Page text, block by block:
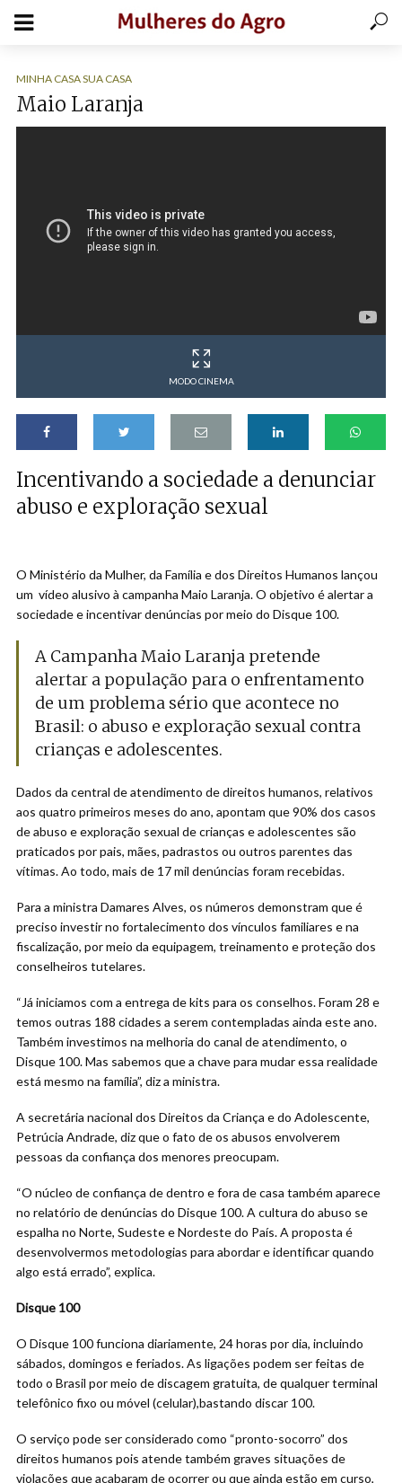
MINHA CASA SUA CASA
Maio Laranja
MODO CINEMA
Incentivando a sociedade a denunciar
abuso e exploração sexual
O Ministério da Mulher, da Família e dos Direitos Humanos lançou
um vídeo alusivo à campanha Maio Laranja. O objetivo é alertar a
sociedade e incentivar denúncias por meio do Disque 100.
A Campanha Maio Laranja pretende
alertar a população para o enfrentamento
de um problema sério que acontece no
Brasil: o abuso e exploração sexual contra
crianças e adolescentes.
Dados da central de atendimento de direitos humanos, relativos
aos quatro primeiros meses do ano, apontam que 90% dos casos
de abuso e exploração sexual de crianças e adolescentes são
praticados por pais, mães, padrastos ou outros parentes das
vítimas. Ao todo, mais de 17 mil denúncias foram recebidas.
Para a ministra Damares Alves, os números demonstram que é
preciso investir no fortalecimento dos vínculos familiares e na
fiscalização, por meio da equipagem, treinamento e proteção dos
conselheiros tutelares.
“Já iniciamos com a entrega de kits para os conselhos. Foram 28 e
temos outras 188 cidades a serem contempladas ainda este ano.
Também investimos na melhoria do canal de atendimento, o
Disque 100. Mas sabemos que a chave para mudar essa realidade
está mesmo na família”, diz a ministra.
A secretária nacional dos Direitos da Criança e do Adolescente,
Petrúcia Andrade, diz que o fato de os abusos envolverem
pessoas da confiança dos menores preocupam.
“O núcleo de confiança de dentro e fora de casa também aparece
no relatório de denúncias do Disque 100. A cultura do abuso se
espalha no Norte, Sudeste e Nordeste do País. A proposta é
desenvolvermos metodologias para abordar e identificar quando
algo está errado”, explica.
Disque 100
O Disque 100 funciona diariamente, 24 horas por dia, incluindo
sábados, domingos e feriados. As ligações podem ser feitas de
todo o Brasil por meio de discagem gratuita, de qualquer terminal
telefônico fixo ou móvel (celular),bastando discar 100.
O serviço pode ser considerado como “pronto-socorro” dos
direitos humanos pois atende também graves situações de
violações que acabaram de ocorrer ou que ainda estão em curso,